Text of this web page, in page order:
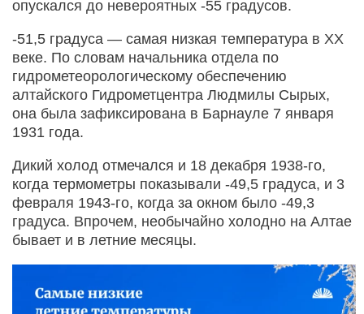
опускался до невероятных -55 градусов.
-51,5 градуса — самая низкая температура в XX
веке. По словам начальника отдела по
гидрометеорологическому обеспечению
алтайского Гид­рометцентра Людмилы Сырых,
она была зафиксирована в Барнауле 7 января
1931 года.
Дикий холод отмечался и 18 декабря 1938-го,
когда термометры показывали -49,5 градуса, и 3
февраля 1943-го, когда за окном было -49,3
градуса. Впрочем, необычайно холодно на Алтае
бывает и в летние месяцы.